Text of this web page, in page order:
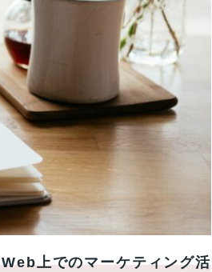
上でのマーケティング活